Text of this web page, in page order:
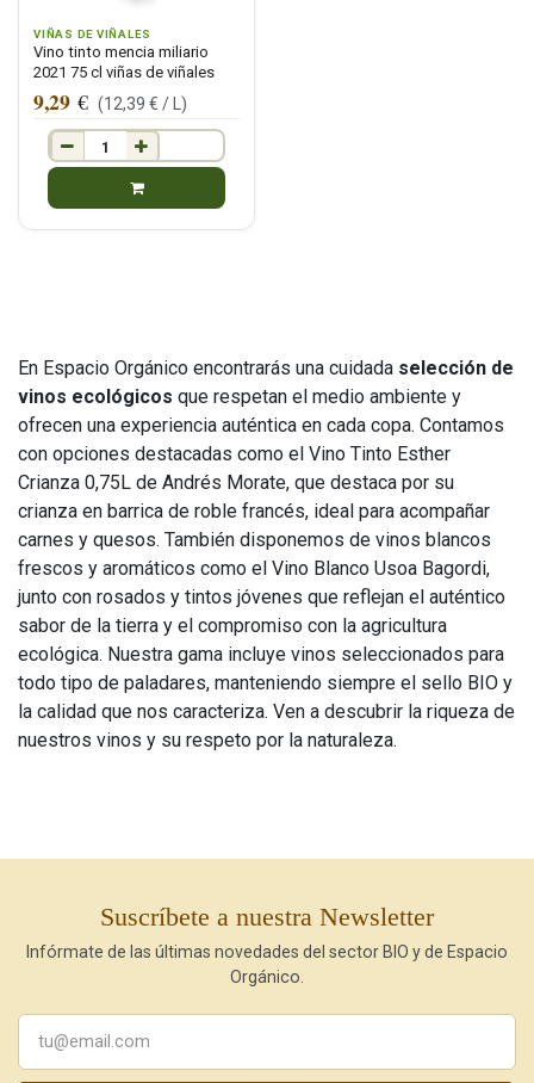
VIÑAS DE VIÑALES
Vino tinto mencia miliario
2021 75 cl viñas de viñales
9,29 € (12,39 € / )
En Espacio Orgánico encontrarás una cuidada selección de
vinos ecológicos que respetan el medio ambiente y
ofrecen una experiencia auténtica en cada copa. Contamos
con opciones destacadas como el Vino Tinto Esther
Crianza 0,75L de Andrés Morate, que destaca por su
crianza en barrica de roble francés, ideal para acompañar
carnes y quesos. También disponemos de vinos blancos
frescos y aromáticos como el Vino Blanco Usoa Bagordi,
junto con rosados y tintos jóvenes que reflejan el auténtico
sabor de la tierra y el compromiso con la agricultura
ecológica. Nuestra gama incluye vinos seleccionados para
todo tipo de paladares, manteniendo siempre el sello BIO y
la calidad que nos caracteriza. Ven a descubrir la riqueza de
nuestros vinos y su respeto por la naturaleza.
Suscríbete a nuestra Newsletter
Infórmate de las últimas novedades del sector BIO y de Espacio
Orgánico.